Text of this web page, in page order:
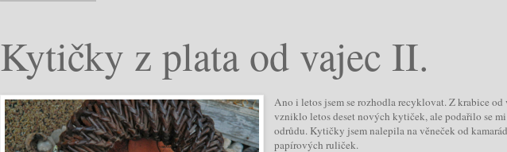
Kytičky z plata od vajec II.
Ano i letos jsem se rozhodla recyklovat. Z krabice od
vzniklo letos deset nových kytiček, ale podařilo se
odrůdu. Kytičky jsem nalepila na věneček od
papírových ruliček.